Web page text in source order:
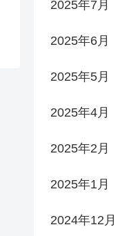
2025年7月
2025年6月
2025年5月
2025年4月
2025年2月
2025年1月
2024年12月